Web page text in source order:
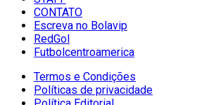
CONTATO
Escreva no Bolavip
RedGol
Futbolcentroamerica
Termos e Condições
Políticas de privacidade